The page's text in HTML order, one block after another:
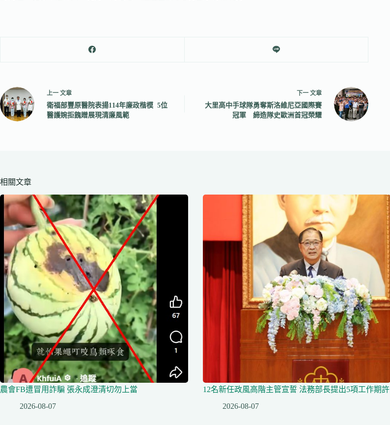
上一 文章
衛福部豐原醫院表揚114年廉政楷模 5位
醫護婉拒餽贈展現清廉風範
下一 文章
大里高中手球隊勇奪斯洛維尼亞國際賽
冠軍 締造隊史歐洲首冠榮耀
相關文章
農會FB遭冒用詐騙 張永成澄清切勿上當
2026-08-07
12名新任政風高階主管宣誓 法務部長提出5項工作期許
2026-08-07